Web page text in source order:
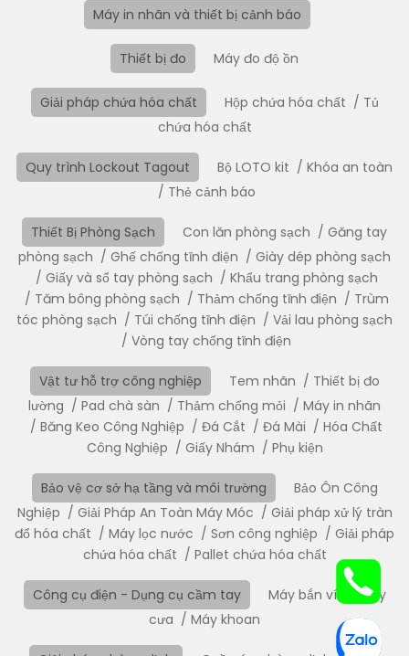
Máy in nhãn và thiết bị cảnh báo
Thiết bị đo Máy đo độ ồn
Giải pháp chứa hóa chất Hộp chứa hóa chất
Tủ
chứa hóa chất
Quy trình Lockout Tagout Bộ LOTO kit
Khóa an toàn
Thẻ cảnh báo
Thiết Bị Phòng Sạch Con lăn phòng sạch
Găng tay
phòng sạch
Ghế chống tĩnh điện
Giày dép phòng sạch
Giấy và sổ tay phòng sạch
Khẩu trang phòng sạch
Tăm bông phòng sạch
Thảm chống tĩnh điện
Trùm
tóc phòng sạch
Túi chống tĩnh điện
Vải lau phòng sạch
Vòng tay chống tĩnh điện
Vật tư hỗ trợ công nghiệp Tem nhãn
Thiết bị đo
lường
Pad chà sàn Thảm chống mỏi
Máy in nhãn
Băng Keo Công Nghiệp
Đá Cắt Đá Mài
Hóa Chất
Công Nghiệp
Giấy Nhám Phụ kiện
Bảo vệ cơ sở hạ tầng và môi trường
Bảo Ôn Công
Nghiệp
Giải Pháp An Toàn Máy Móc
Giải pháp xử lý tràn
đổ hóa chất
Máy lọc nước Sơn công nghiệp
Giải pháp
chứa hóa chất
Pallet chứa hóa chất
Công cụ điện - Dụng cụ cầm tay Máy bắn vít
Máy
cưa
Máy khoan